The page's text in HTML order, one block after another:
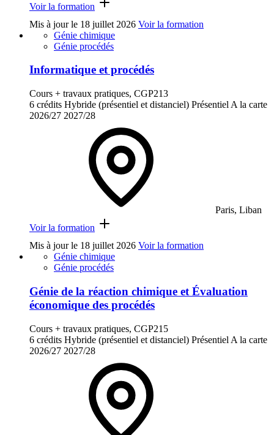
Voir la formation
Mis à jour le 18 juillet 2026 Voir la formation
Génie chimique
Génie procédés
Informatique et procédés
Cours + travaux pratiques, CGP213
6 crédits Hybride (présentiel et distanciel) Présentiel A la carte
2026/27 2027/28
Paris, Liban
Voir la formation
Mis à jour le 18 juillet 2026 Voir la formation
Génie chimique
Génie procédés
Génie de la réaction chimique et Évaluation
économique des procédés
Cours + travaux pratiques, CGP215
6 crédits Hybride (présentiel et distanciel) Présentiel A la carte
2026/27 2027/28